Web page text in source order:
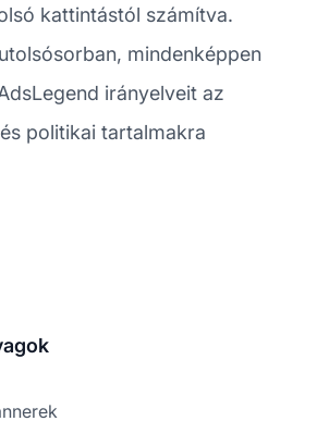
kattintástól számítva.
mindenképpen
irányelveit az
politikai tartalmakra